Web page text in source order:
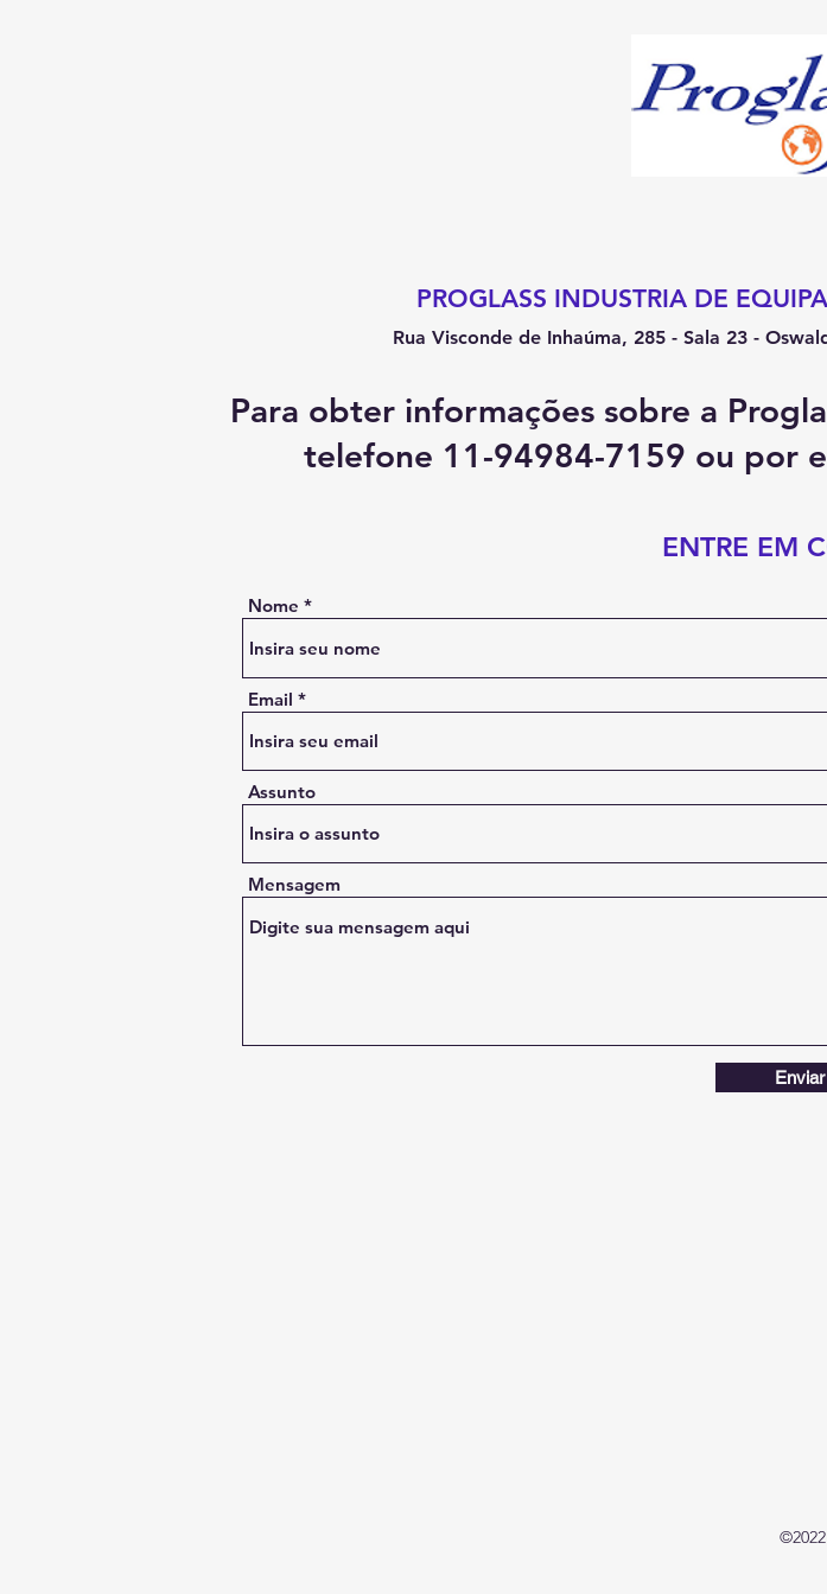
PROGLASS INDUSTRIA DE
Rua Visconde de Inhaúma, 285 - Sala 23 -
Para obter informações sobre a
telefone 11-94984-7159 ou por
ENTRE EM
Nome
Email
Assunto
Mensagem
Enviar
©2022